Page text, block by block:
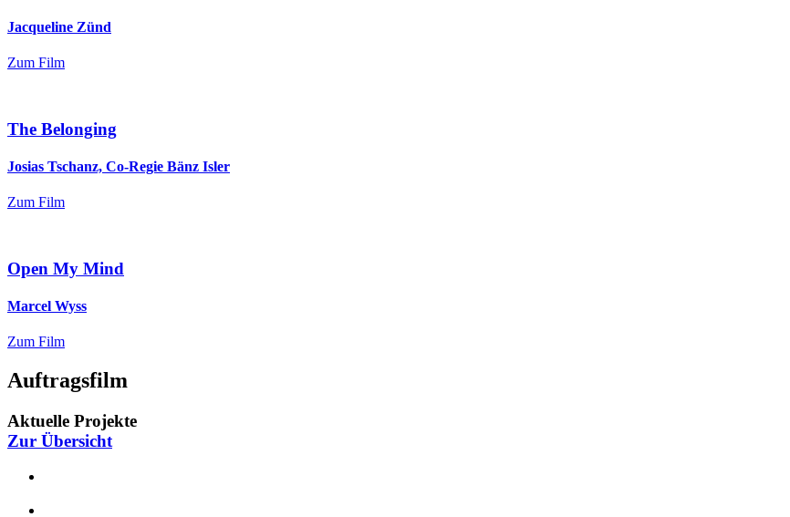
Jacqueline Zünd
Zum Film
The Belonging
Josias Tschanz, Co-Regie Bänz Isler
Zum Film
Open My Mind
Marcel Wyss
Zum Film
Auftragsfilm
Aktuelle Projekte
Zur Übersicht